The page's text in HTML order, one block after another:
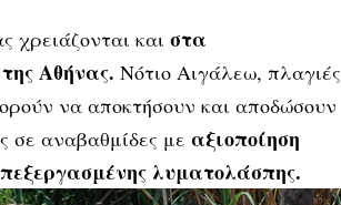
και στα
Αθήνας. Νότιο Αιγάλεω, πλαγιές
να αποκτήσουν και αποδώσουν
σε αναβαθμίδες με αξιοποίηση
λυματολάσπης.